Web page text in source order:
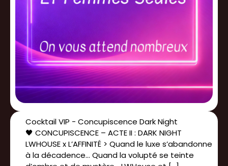
Cocktail VIP - Concupiscence Dark Night
🖤 CONCUPISCENCE – ACTE II : DARK NIGHT
LWHOUSE x L’AFFINITÉ > Quand le luxe s’abandonne
à la décadence… Quand la volupté se teinte